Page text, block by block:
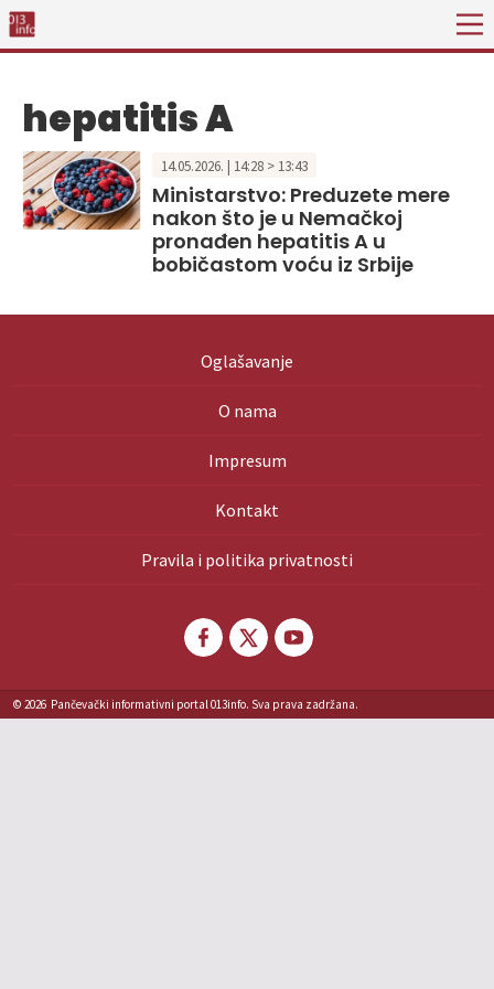
hepatitis A
14.05.2026. | 14:28 > 13:43
Ministarstvo: Preduzete mere
nakon što je u Nemačkoj
pronađen hepatitis A u
bobičastom voću iz Srbije
Oglašavanje
O nama
Impresum
Kontakt
Pravila i politika privatnosti
© 2026 Pančevački informativni portal 013info. Sva prava zadržana.